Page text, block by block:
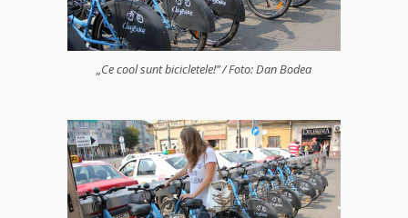
„Ce cool sunt bicicletele!” / Foto: Dan Bodea